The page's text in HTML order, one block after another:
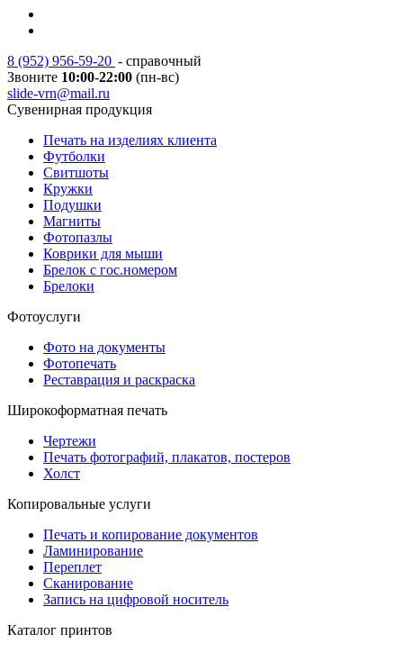
8 (952) 956-59-20 - справочный
Звоните 10:00-22:00 (пн-вс)
slide-vrn@mail.ru
Сувенирная продукция
Печать на изделиях клиента
Футболки
Свитшоты
Кружки
Подушки
Магниты
Фотопазлы
Коврики для мыши
Брелок с гос.номером
Брелоки
Фотоуслуги
Фото на документы
Фотопечать
Реставрация и раскраска
Широкоформатная печать
Чертежи
Печать фотографий, плакатов, постеров
Холст
Копировальные услуги
Печать и копирование документов
Ламинирование
Переплет
Сканирование
Запись на цифровой носитель
Каталог принтов